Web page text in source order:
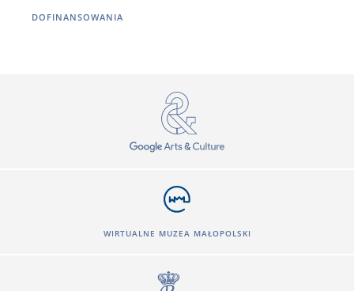
DOFINANSOWANIA
WIRTUALNE MUZEA MAŁOPOLSKI